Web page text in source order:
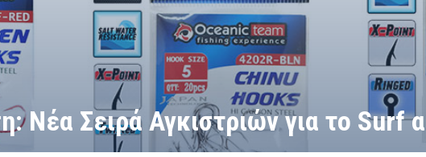
Νέα Σειρά Αγκιστριών για το Surf